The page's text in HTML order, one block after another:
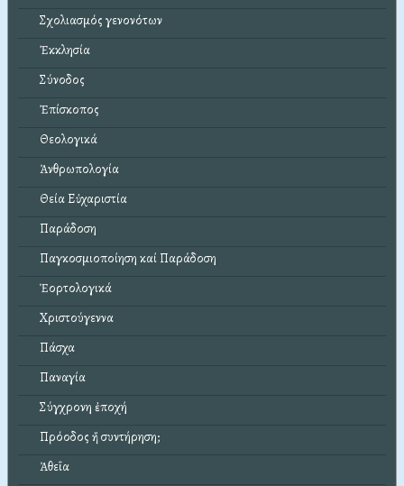
Σχολιασμός γενονότων
Ἐκκλησία
Σύνοδος
Ἐπίσκοπος
Θεολογικά
Ἀνθρωπολογία
Θεία Εὐχαριστία
Παράδοση
Παγκοσμιοποίηση καί Παράδοση
Ἑορτολογικά
Χριστούγεννα
Πάσχα
Παναγία
Σύγχρονη ἐποχή
Πρόοδος ἤ συντήρηση;
Ἀθεΐα